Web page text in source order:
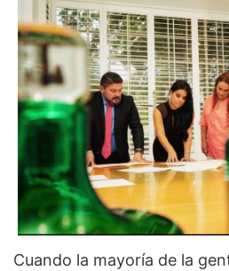
Cuando la mayoría de la